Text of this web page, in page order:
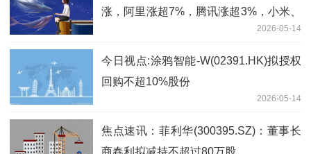
涨，阿里涨超7%，腾讯涨超3%，小米、
2026-05-14
今日视点:涂鸦智能-W(02391.HK)拟授权
回购不超10%股份
2026-05-14
焦点速讯：菲利华(300395.SZ)：董事长
商春利拟减持不超过80万股